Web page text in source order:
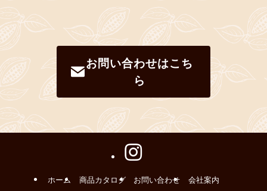
お問い合わせはこち
ら
ホーム 商品カタログ お問い合わせ 会社案内